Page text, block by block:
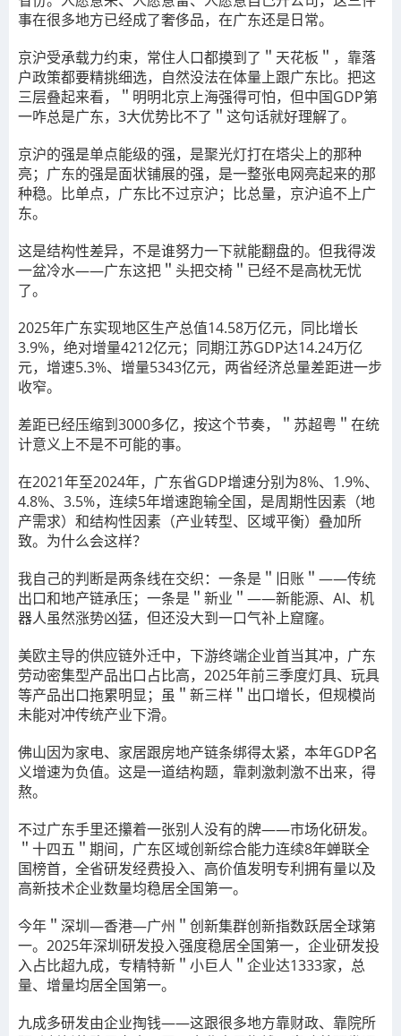
事在很多地方已经成了奢侈品，在广东还是日常。
京沪受承载力约束，常住人口都摸到了＂天花板＂，靠落
户政策都要精挑细选，自然没法在体量上跟广东比。把这
三层叠起来看，＂明明北京上海强得可怕，但中国GDP第
一咋总是广东，3大优势比不了＂这句话就好理解了。
京沪的强是单点能级的强，是聚光灯打在塔尖上的那种
亮；广东的强是面状铺展的强，是一整张电网亮起来的那
种稳。比单点，广东比不过京沪；比总量，京沪追不上广
东。
这是结构性差异，不是谁努力一下就能翻盘的。但我得泼
一盆冷水——广东这把＂头把交椅＂已经不是高枕无忧
了。
2025年广东实现地区生产总值14.58万亿元，同比增长
3.9%，绝对增量4212亿元；同期江苏GDP达14.24万亿
元，增速5.3%、增量5343亿元，两省经济总量差距进一步
收窄。
差距已经压缩到3000多亿，按这个节奏，＂苏超粤＂在统
计意义上不是不可能的事。
在2021年至2024年，广东省GDP增速分别为8%、1.9%、
4.8%、3.5%，连续5年增速跑输全国，是周期性因素（地
产需求）和结构性因素（产业转型、区域平衡）叠加所
致。为什么会这样？
我自己的判断是两条线在交织：一条是＂旧账＂——传统
出口和地产链承压；一条是＂新业＂——新能源、AI、机
器人虽然涨势凶猛，但还没大到一口气补上窟窿。
美欧主导的供应链外迁中，下游终端企业首当其冲，广东
劳动密集型产品出口占比高，2025年前三季度灯具、玩具
等产品出口拖累明显；虽＂新三样＂出口增长，但规模尚
未能对冲传统产业下滑。
佛山因为家电、家居跟房地产链条绑得太紧，本年GDP名
义增速为负值。这是一道结构题，靠刺激刺激不出来，得
熬。
不过广东手里还攥着一张别人没有的牌——市场化研发。
＂十四五＂期间，广东区域创新综合能力连续8年蝉联全
国榜首，全省研发经费投入、高价值发明专利拥有量以及
高新技术企业数量均稳居全国第一。
今年＂深圳—香港—广州＂创新集群创新指数跃居全球第
一。2025年深圳研发投入强度稳居全国第一，企业研发投
入占比超九成，专精特新＂小巨人＂企业达1333家，总
量、增量均居全国第一。
九成多研发由企业掏钱——这跟很多地方靠财政、靠院所